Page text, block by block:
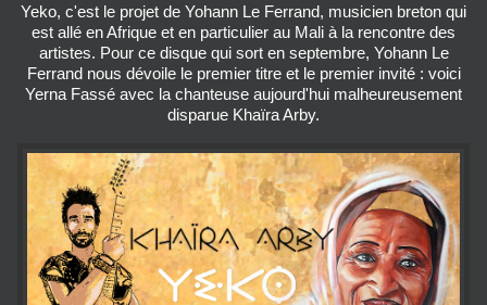
Yeko, c'est le projet de Yohann Le Ferrand, musicien breton qui
est allé en Afrique et en particulier au Mali à la rencontre des
artistes. Pour ce disque qui sort en septembre, Yohann Le
Ferrand nous dévoile le premier titre et le premier invité : voici
Yerna Fassé avec la chanteuse aujourd'hui malheureusement
disparue Khaïra Arby.